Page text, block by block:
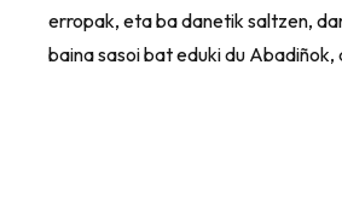
erropak, eta ba danetik saltzen,
baina sasoi bat eduki du